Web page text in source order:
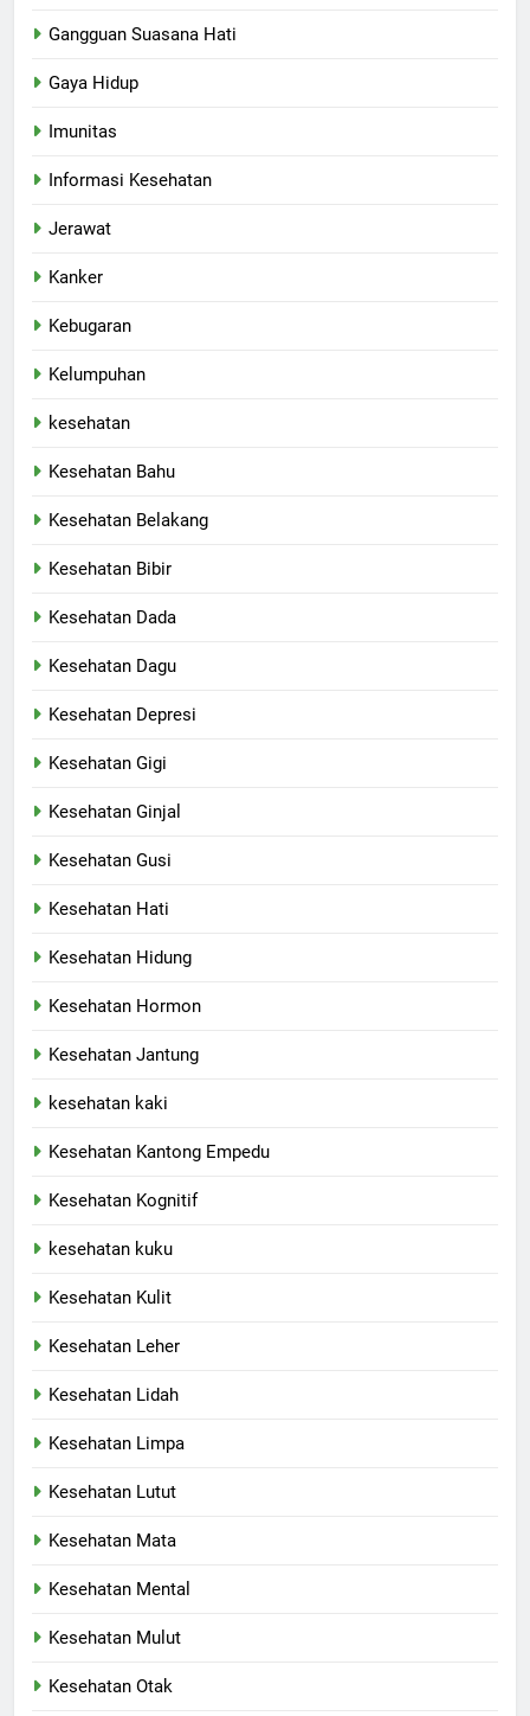
Gangguan Suasana Hati
Gaya Hidup
Imunitas
Informasi Kesehatan
Jerawat
Kanker
Kebugaran
Kelumpuhan
kesehatan
Kesehatan Bahu
Kesehatan Belakang
Kesehatan Bibir
Kesehatan Dada
Kesehatan Dagu
Kesehatan Depresi
Kesehatan Gigi
Kesehatan Ginjal
Kesehatan Gusi
Kesehatan Hati
Kesehatan Hidung
Kesehatan Hormon
Kesehatan Jantung
kesehatan kaki
Kesehatan Kantong Empedu
Kesehatan Kognitif
kesehatan kuku
Kesehatan Kulit
Kesehatan Leher
Kesehatan Lidah
Kesehatan Limpa
Kesehatan Lutut
Kesehatan Mata
Kesehatan Mental
Kesehatan Mulut
Kesehatan Otak